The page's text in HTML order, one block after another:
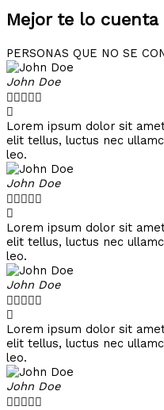
Mejor te lo cuenta
PERSONAS QUE NO SE
John Doe

Lorem ipsum dolor sit
elit tellus, luctus nec
leo.
John Doe

Lorem ipsum dolor sit
elit tellus, luctus nec
leo.
John Doe

Lorem ipsum dolor sit
elit tellus, luctus nec
leo.
John Doe
